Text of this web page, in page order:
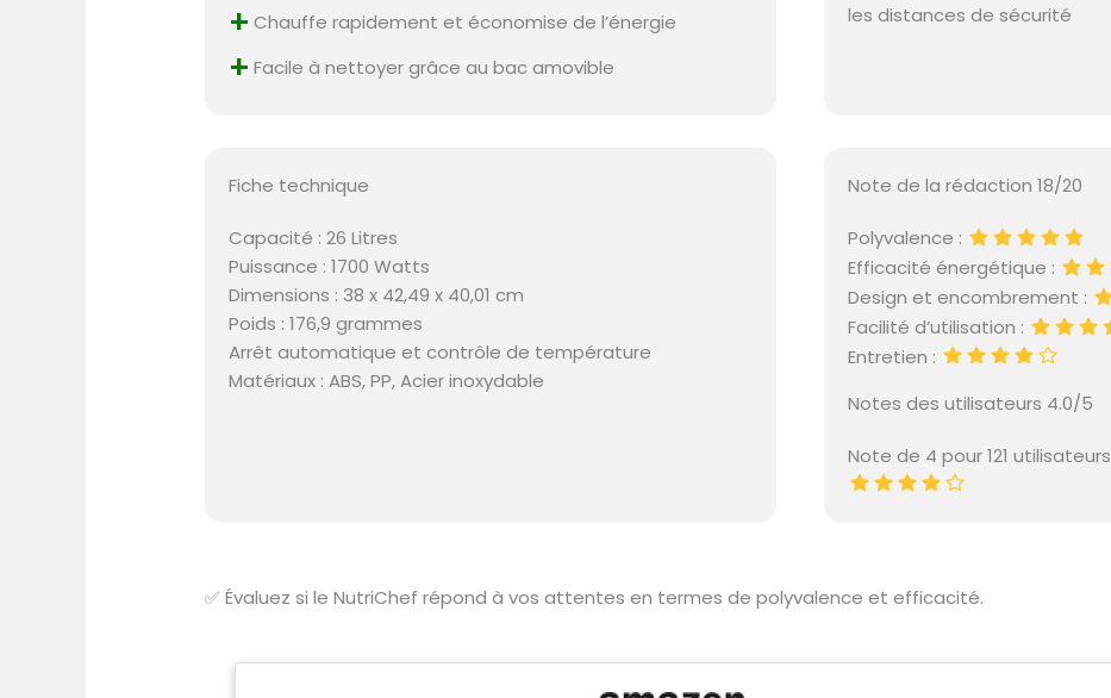
+ Chauffe rapidement et économise de l’énergie
+ Facile à nettoyer grâce au bac amovible
les distances de sécurité
Fiche technique
Capacité : 26 Litres
Puissance : 1700 Watts
Dimensions : 38 x 42,49 x 40,01 cm
Poids : 176,9 grammes
Arrêt automatique et contrôle de température
Matériaux : ABS, PP, Acier inoxydable
Note de la rédaction 18/20
Polyvalence :
Efficacité énergétique :
Design et encombrement :
Facilité d’utilisation :
Entretien :
Notes des utilisateurs 4.0/5
Note de 4 pour 121 utilisateurs
✅ Évaluez si le NutriChef répond à vos attentes en termes de polyvalence et efficacité.